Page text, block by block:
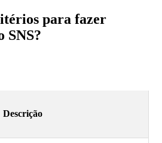
para fazer
SNS?
Descrição